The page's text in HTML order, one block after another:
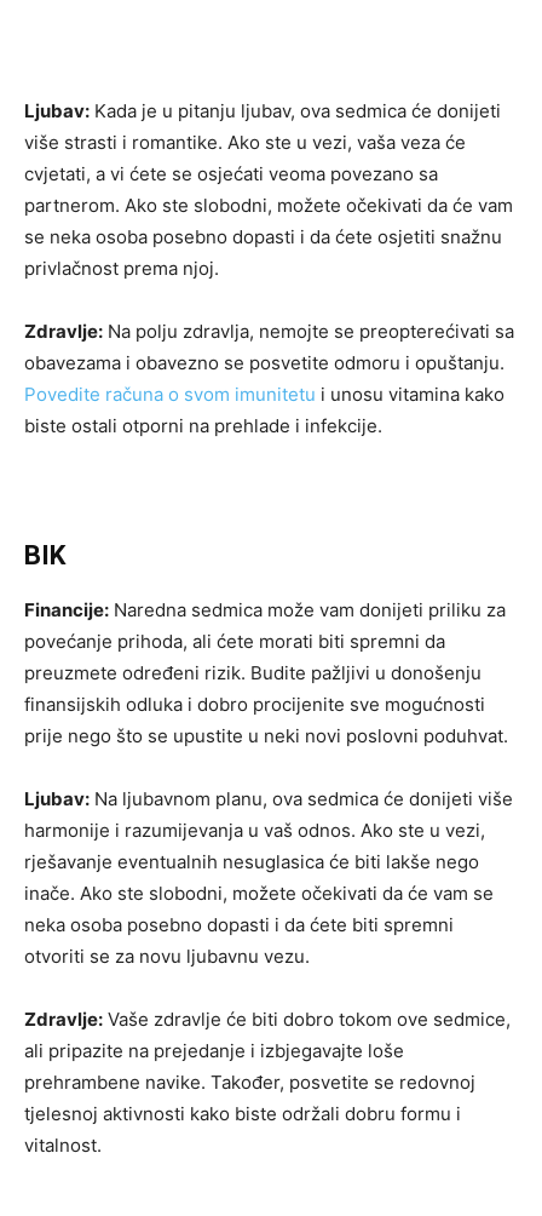
Ljubav: Kada je u pitanju ljubav, ova sedmica će donijeti
više strasti i romantike. Ako ste u vezi, vaša veza će
cvjetati, a vi ćete se osjećati veoma povezano sa
partnerom. Ako ste slobodni, možete očekivati da će vam
se neka osoba posebno dopasti i da ćete osjetiti snažnu
privlačnost prema njoj.
Zdravlje: Na polju zdravlja, nemojte se preopterećivati sa
obavezama i obavezno se posvetite odmoru i opuštanju.
Povedite računa o svom imunitetu i unosu vitamina kako
biste ostali otporni na prehlade i infekcije.
BIK
Financije: Naredna sedmica može vam donijeti priliku za
povećanje prihoda, ali ćete morati biti spremni da
preuzmete određeni rizik. Budite pažljivi u donošenju
finansijskih odluka i dobro procijenite sve mogućnosti
prije nego što se upustite u neki novi poslovni poduhvat.
Ljubav: Na ljubavnom planu, ova sedmica će donijeti više
harmonije i razumijevanja u vaš odnos. Ako ste u vezi,
rješavanje eventualnih nesuglasica će biti lakše nego
inače. Ako ste slobodni, možete očekivati da će vam se
neka osoba posebno dopasti i da ćete biti spremni
otvoriti se za novu ljubavnu vezu.
Zdravlje: Vaše zdravlje će biti dobro tokom ove sedmice,
ali pripazite na prejedanje i izbjegavajte loše
prehrambene navike. Također, posvetite se redovnoj
tjelesnoj aktivnosti kako biste održali dobru formu i
vitalnost.